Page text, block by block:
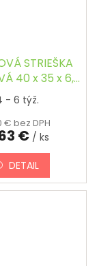
STRIEŠKA
40 x 35 x 6,8
FAREBNÁ
- 6 týž.
€ bez DPH
€ / ks
DETAIL